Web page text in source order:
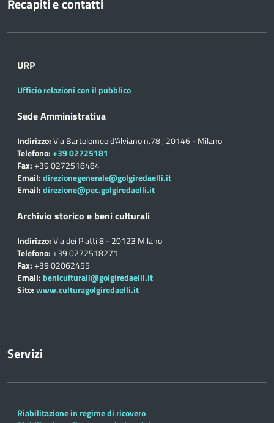
Recapiti e contatti
URP
Ufficio relazioni con il pubblico
Sede Amministrativa
Indirizzo:Via Bartolomeo d'Alviano n.78 , 20146 - Milano
Telefono:+39 02725181
Fax:+39 0272518484
Email:direzionegenerale@golgiredaelli.it
Email:direzione@pec.golgiredaelli.it
Archivio storico e beni culturali
Indirizzo:Via dei Piatti 8 - 20123 Milano
Telefono:+39 0272518271
Fax:+39 02062455
Email: beniculturali@golgiredaelli.it
Sito:www.culturagolgiredaelli.it
Servizi
Riabilitazione in regime di ricovero